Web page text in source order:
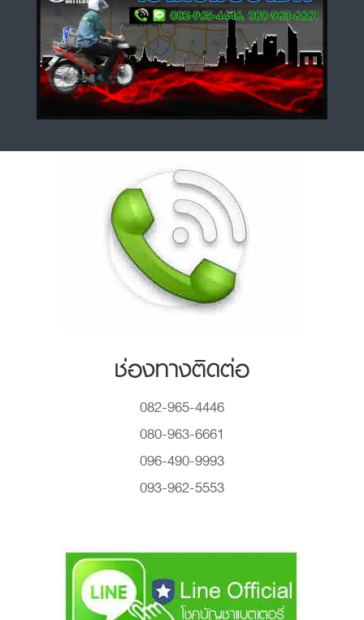
ช่องทางติดต่อ
082-965-4446
080-963-6661
096-490-9993
093-962-5553